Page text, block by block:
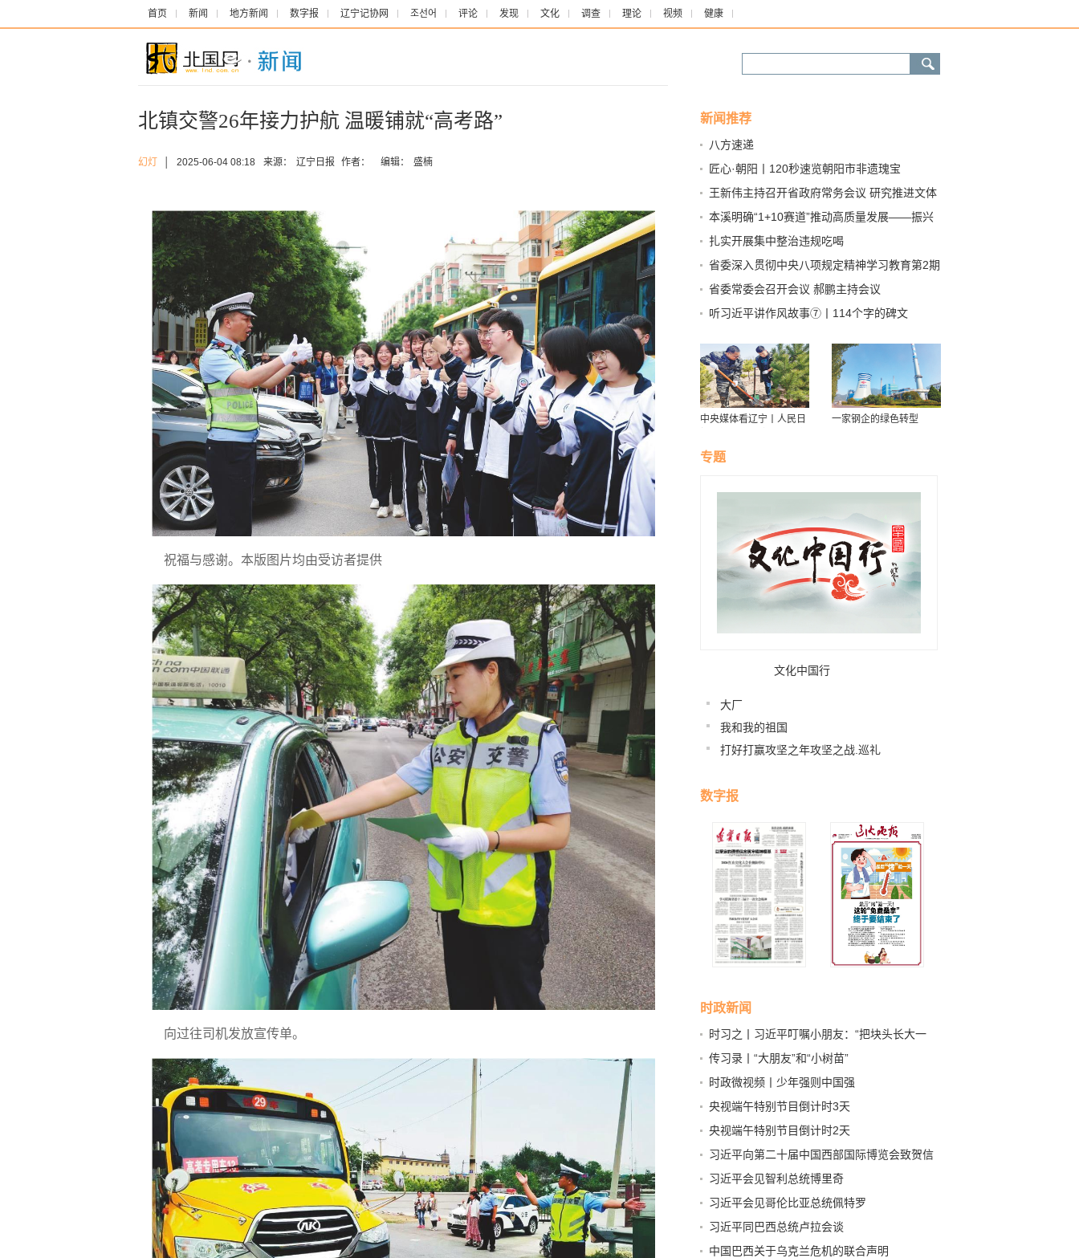
首页 新闻 地方新闻 数字报 辽宁记协网 조선어 评论 发现 文化 调查 理论 视频 健康
北镇交警26年接力护航 温暖铺就“高考路”
幻灯 2025-06-04 08:18 来源： 辽宁日报 作者： 编辑： 盛楠
祝福与感谢。本版图片均由受访者提供
向过往司机发放宣传单。
新闻推荐
八方速递
匠心·朝阳丨120秒速览朝阳市非遗瑰宝
王新伟主持召开省政府常务会议 研究推进文体
旅融合提振消费和数据要素市场化配置改革等工
本溪明确“1+10赛道”推动高质量发展——振兴
新突破、决胜勇争先㉗
扎实开展集中整治违规吃喝
省委深入贯彻中央八项规定精神学习教育第2期
读书班暨省委理论学习中心组专题学习会召开
省委常委会召开会议 郝鹏主持会议
听习近平讲作风故事⑦丨114个字的碑文
中央媒体看辽宁丨人民日
色接力棒”
一家钢企的绿色转型
专题
文化中国行
大厂
我和我的祖国
打好打赢攻坚之年攻坚之战.巡礼
数字报
时政新闻
时习之丨习近平叮嘱小朋友：“把块头长大一
点”
传习录丨“大朋友”和“小树苗”
时政微视频丨少年强则中国强
央视端午特别节目倒计时3天
央视端午特别节目倒计时2天
习近平向第二十届中国西部国际博览会致贺信
习近平会见智利总统博里奇
习近平会见哥伦比亚总统佩特罗
习近平同巴西总统卢拉会谈
中国巴西关于乌克兰危机的联合声明